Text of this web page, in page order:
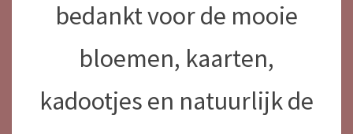
bedankt voor de mooie
bloemen, kaarten,
kadootjes en natuurlijk de